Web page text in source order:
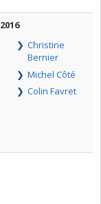
2016
Christine
Bernier
Michel Côté
Colin Favret